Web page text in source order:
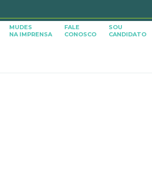
MUDES
NA IMPRENSA
FALE
CONOSCO
SOU
CANDIDATO